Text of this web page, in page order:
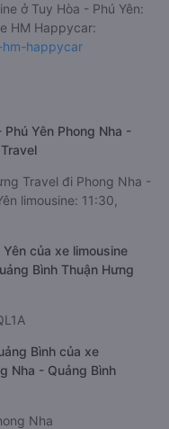
ở Tuy Hòa - Phú Yên:
HM Happycar:
happycar
Yên Phong Nha -
Travel đi Phong Nha -
limousine: 11:30,
của xe limousine
Bình Thuận Hưng
Bình của xe
Nha - Quảng Bình
Nha